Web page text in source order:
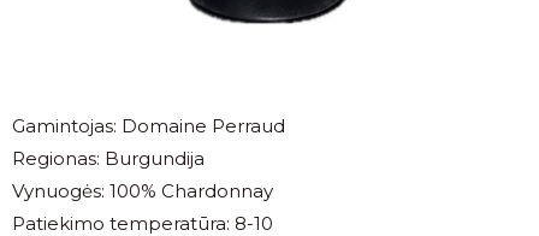
Gamintojas: Domaine Perraud
Regionas: Burgundija
Vynuogės: 100% Chardonnay
Patiekimo temperatūra: 8-10